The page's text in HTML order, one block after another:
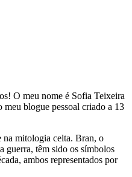
O meu nome é Sofia Teixeira
blogue pessoal criado a 13
na mitologia celta. Bran, o
guerra, têm sido os símbolos
ambos representados por